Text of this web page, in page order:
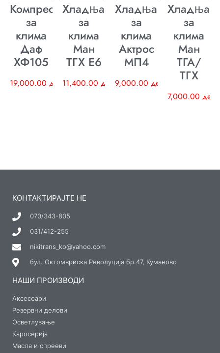
Компресор
за
клима
Даф
ХФ105
19,000.00 ден
Хладњак
за
клима
Ман
ТГХ E6
11,400.00 ден
Хладњак
за
клима
Актрос
МП4
9,000.00 ден
Хладњак
за
клима
Ман
ТГА/
ТГХ
7,000.00 ден
КОНТАКТИРАЈТЕ НЕ
070/343-805
031/412-255
nikitrans_ko@yahoo.com
бул. Октомвриска Револуција бр.47, Куманово
НАШИ ПРОИЗВОДИ
Аксесоари
Резервни делови
Осветлување
Каросерија
Масла и спрееви